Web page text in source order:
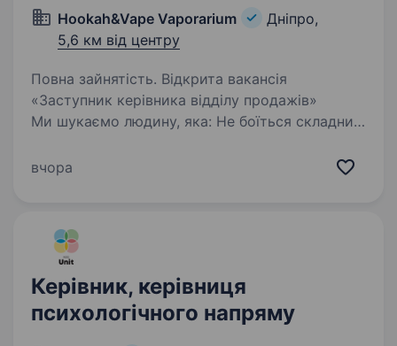
Hookah&Vape Vaporarium
Дніпро,
5,6 км від центру
Повна зайнятість. Відкрита вакансія
«Заступник керівника відділу продажів»
Ми шукаємо людину, яка: Не боїться складних
відповідальність. Хоче стати частиною
вчора
Керівник, керівниця
психологічного напряму